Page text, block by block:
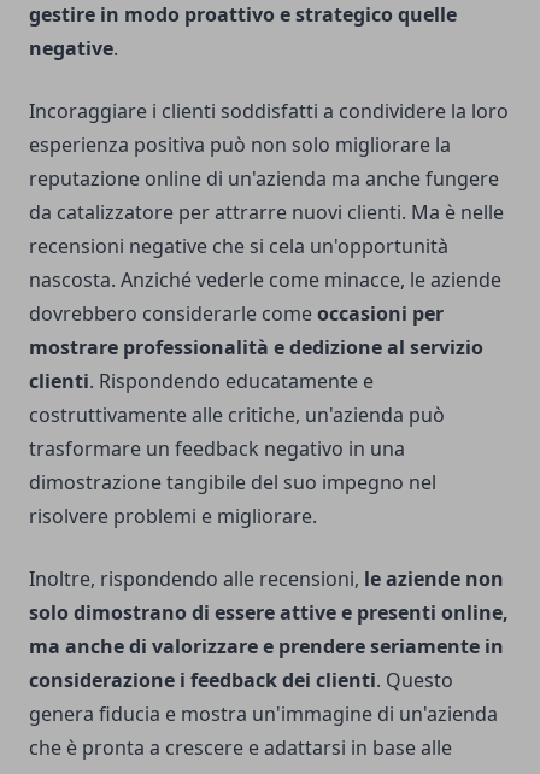
gestire in modo proattivo e strategico quelle
negative.
Incoraggiare i clienti soddisfatti a condividere la loro
esperienza positiva può non solo migliorare la
reputazione online di un'azienda ma anche fungere
da catalizzatore per attrarre nuovi clienti. Ma è nelle
recensioni negative che si cela un'opportunità
nascosta. Anziché vederle come minacce, le aziende
dovrebbero considerarle comeoccasioni per
mostrare professionalità e dedizione al servizio
clienti. Rispondendo educatamente e
costruttivamente alle critiche, un'azienda può
trasformare un feedback negativo in una
dimostrazione tangibile del suo impegno nel
risolvere problemi e migliorare.
Inoltre, rispondendo alle recensioni, le aziende non
solo dimostrano di essere attive e presenti online,
ma anche di valorizzare e prendere seriamente in
considerazione i feedback dei clienti. Questo
genera fiducia e mostra un'immagine di un'azienda
che è pronta a crescere e adattarsi in base alle